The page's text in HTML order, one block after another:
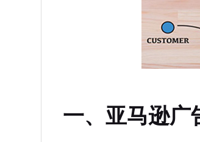
一、亚马逊广